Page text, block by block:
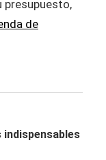
presupuesto,
de
indispensables